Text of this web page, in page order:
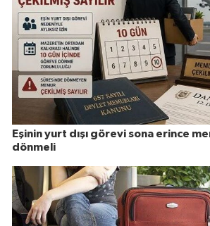
Eşinin yurt dışı görevi sona erince
dönmeli